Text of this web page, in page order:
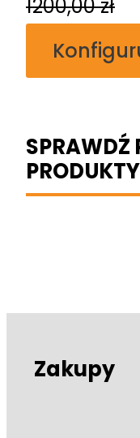
1200,00zł
SPRAWDŹ
PRODUKTY
Zakupy